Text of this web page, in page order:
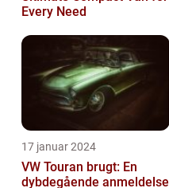
Every Need
17 januar 2024
VW Touran brugt: En
dybdegående anmeldelse